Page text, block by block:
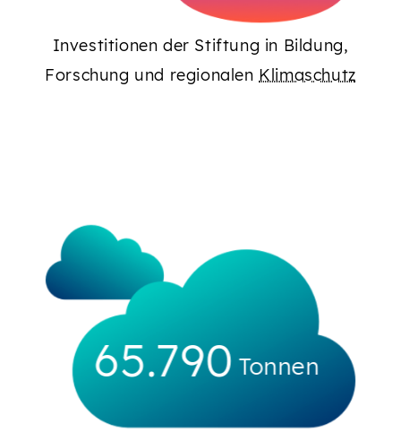
Investitionen der Stiftung in Bildung,
Forschung und regionalen Klimaschutz
66.152 Tonnen